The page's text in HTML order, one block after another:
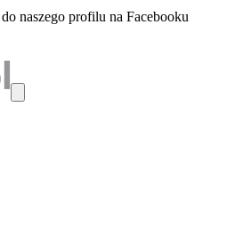
się w nowej karcie
naszego profilu na Facebooku